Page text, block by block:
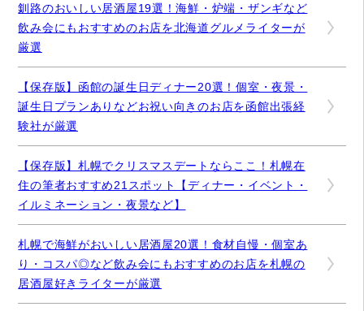
釧路のおいしい居酒屋19選！海鮮・炉端・ザンギなど
飲み会にもおすすめのお店を北海道グルメライターが
厳選
【保存版】函館の誕生日ディナー20選！個室・夜景・
誕生日プランありなどお祝い向きのお店を函館出張経
験社が厳選
【保存版】札幌でクリスマスデートならここ！札幌在
住の筆者おすすめ21スポット【ディナー・イベント・
イルミネーション・夜景など】
札幌で海鮮がおいしい居酒屋20選！食材自慢・個室あ
り・コスパ◎など飲み会にもおすすめのお店を札幌の
居酒屋好きライターが厳選